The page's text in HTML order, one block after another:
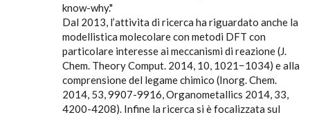
know-why."
Dal 2013, l’attivita di ricerca ha riguardato anche la
modellistica molecolare con metodi DFT con
particolare interesse ai meccanismi di reazione (J.
Chem. Theory Comput. 2014, 10, 1021−1034) e alla
comprensione del legame chimico (Inorg. Chem.
2014, 53, 9907-9916, Organometallics 2014, 33,
4200-4208). Infine la ricerca si è focalizzata sul